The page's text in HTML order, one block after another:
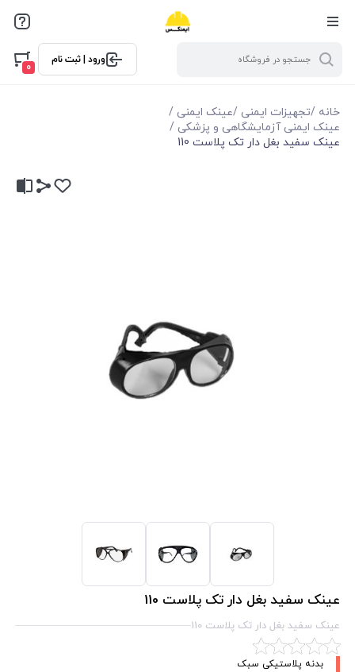
ورود | ثبت نام
0
خانه /تجهیزات ایمنی /عینک ایمنی /
عینک ایمنی آزمایشگاهی و پزشکی /
عینک سفید بغل دار تک پلاست 110
عینک سفید بغل دار تک پلاست 110
عینک سفید بغل دار تک پلاست 110
بدنه پلاستیکی سبک